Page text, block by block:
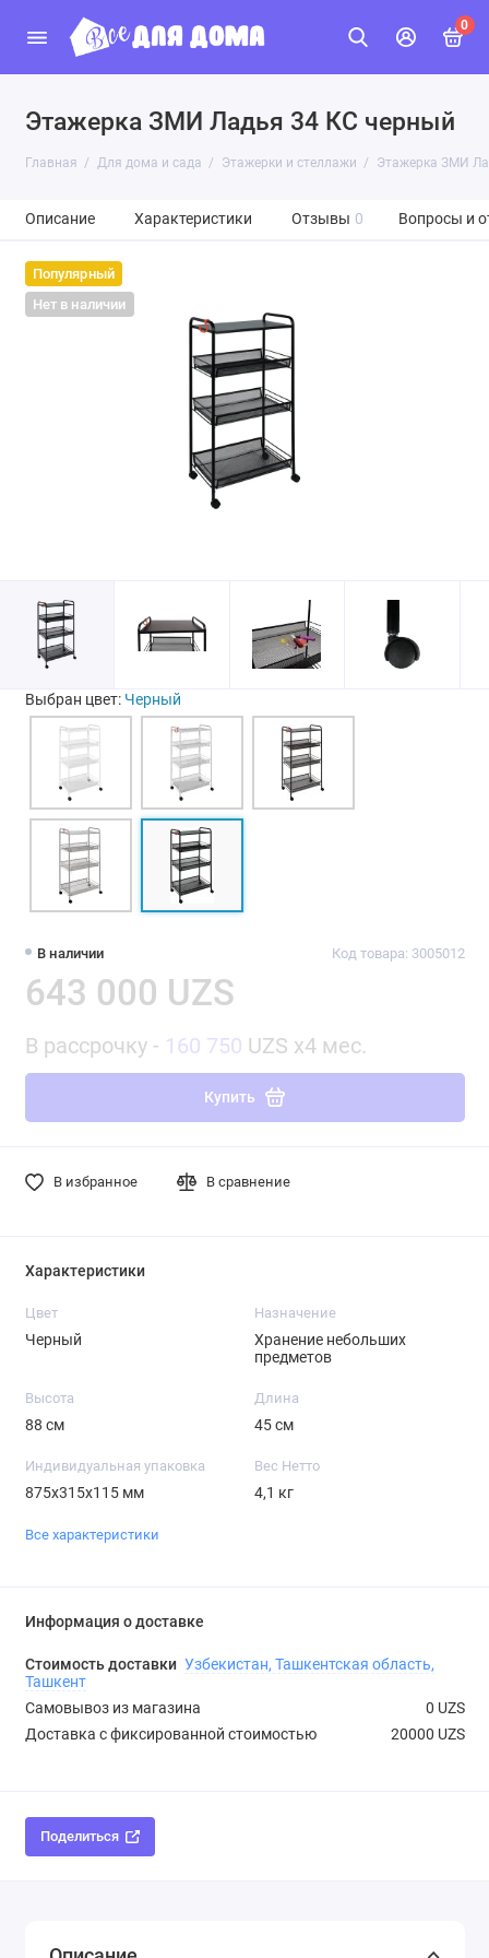
0
Этажерка ЗМИ Ладья 34 КС черный
Главная Для дома и сада Этажерки и стеллажи Этажерка ЗМИ
Описание Характеристики Отзывы 0 Вопросы и
Популярный
Нет в наличии
В наличии Код товара: 3005012
643 000 UZS
В рассрочку - 160 750 UZS x4 мес.
Купить
В избранное В сравнение
Выбран цвет: Черный
Характеристики
Цвет
Черный
Назначение
Хранение небольших
предметов
Высота
88 см
Длина
45 см
Индивидуальная упаковка
875х315х115 мм
Вес Нетто
4,1 кг
Все характеристики
Информация о доставке
Стоимость доставки Узбекистан, Ташкентская область,
Ташкент
Самовывоз из магазина
0 UZS
Доставка с фиксированной стоимостью
20000 UZS
Поделиться